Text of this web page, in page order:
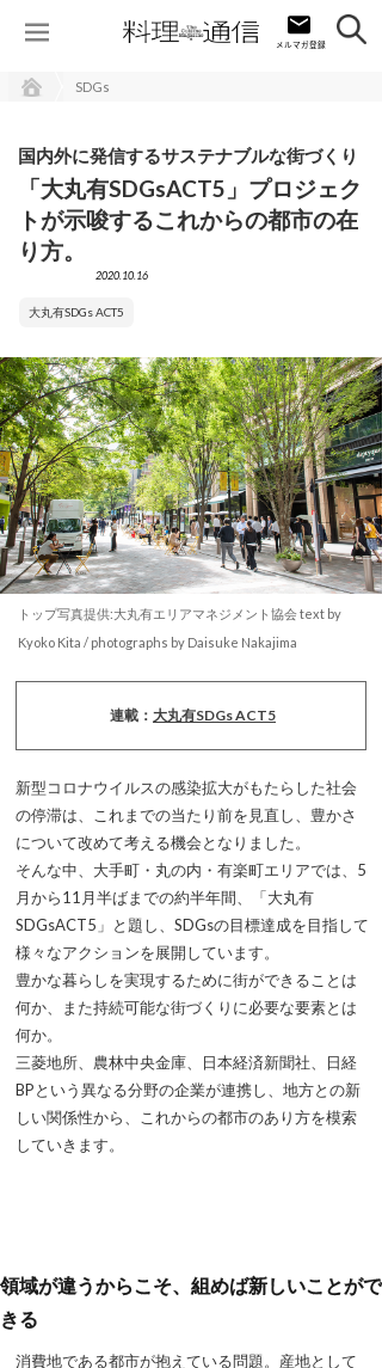
SDGs
国内外に発信するサステナブルな街づくり
「大丸有SDGsACT5」プロジェク
トが示唆するこれからの都市の在
り方。
2020.10.16
大丸有SDGs ACT5
トップ写真提供:大丸有エリアマネジメント協会 text by
Kyoko Kita / photographs by Daisuke Nakajima
連載： 大丸有SDGs ACT5
新型コロナウイルスの感染拡大がもたらした社会
の停滞は、これまでの当たり前を見直し、豊かさ
について改めて考える機会となりました。
そんな中、大手町・丸の内・有楽町エリアでは、5
月から11月半ばまでの約半年間、「大丸有
SDGsACT5」と題し、SDGsの目標達成を目指して
様々なアクションを展開しています。
豊かな暮らしを実現するために街ができることは
何か、また持続可能な街づくりに必要な要素とは
何か。
三菱地所、農林中央金庫、日本経済新聞社、日経
BPという異なる分野の企業が連携し、地方との新
しい関係性から、これからの都市のあり方を模索
していきます。
領域が違うからこそ、組めば新しいことがで
きる
消費地である都市が抱えている問題。産地として